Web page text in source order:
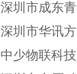
深圳市成东
深圳市华讯
中少物联科技